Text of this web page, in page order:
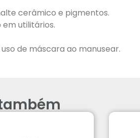
cerâmico e pigmentos.
em utilitários.
de máscara ao manusear.